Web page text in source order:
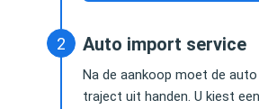
Auto import service
Na de aankoop moet de
traject uit handen. U kiest
geen omkijken naar. En heel betrouwbaar.
Herald Jongen